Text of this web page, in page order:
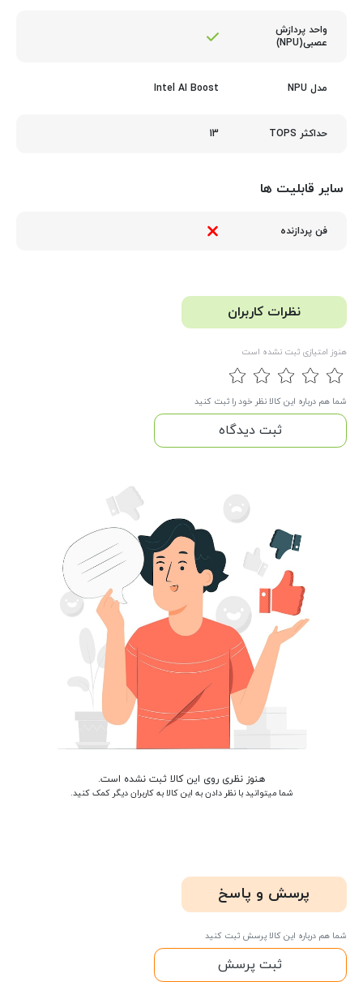
واحد پردازش
عصبی(NPU)
مدل NPU Intel AI Boost
حداکثر TOPS 13
سایر قابلیت ها
فن پردازنده
نظرات کاربران
هنوز امتیازی ثبت نشده است
شما هم درباره این کالا نظر خود را ثبت کنید
ثبت دیدگاه
هنوز نظری روی این کالا ثبت نشده است.
شما میتوانید با نظر دادن به این کالا به کاربران دیگر کمک کنید.
پرسش و پاسخ
شما هم درباره این کالا پرسش ثبت کنید
ثبت پرسش